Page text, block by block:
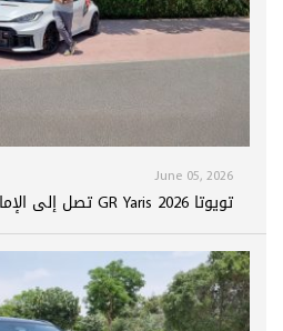
June 05, 2026
تويوتا GR Yaris 2026 تصل إلى الإمارات: سيارة راليات حقيقية ...